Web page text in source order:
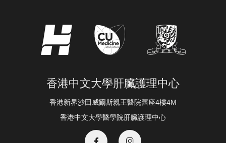
香港中文大學肝臟護理中心
香港新界沙田威爾斯親王醫院舊座4樓4M
香港中文大學醫學院肝臟護理中心